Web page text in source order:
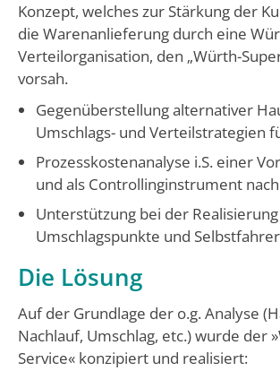
Konzept, welches zur Stärkung der
die Warenanlieferung durch eine
Verteilorganisation, den „Würth-
vorsah.
Gegenüberstellung alternativer
Umschlags- und Verteilstrategien
Prozesskostenanalyse i.S. einer
und als Controllinginstrument
Unterstützung bei der
Umschlagspunkte und
Die Lösung
Auf der Grundlage der o.g. Analyse
Nachlauf, Umschlag, etc.) wurde der
Service« konzipiert und realisiert: